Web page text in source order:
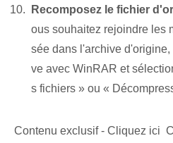
Recomposez le fichier
ous souhaitez rejoindre les
sée dans l'archive
ve avec WinRAR et
s fichiers » ou «
Contenu exclusif - Cliquez ici